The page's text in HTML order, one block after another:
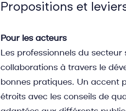
Propositions et
Pour les acteurs
Les professionnels du
collaborations à travers le
bonnes pratiques. Un accent
étroits avec les conseils de